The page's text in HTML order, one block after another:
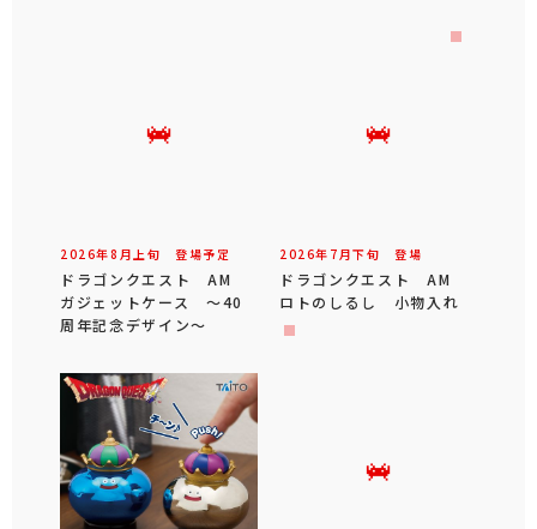
2026年8 月 上旬 登場予定
ドラゴンクエスト AM
ガジェットケース ～40
周年記念デザイン～
2026年 7 月下旬 登場
ドラゴンクエスト AM
ロトのしるし 小物入れ